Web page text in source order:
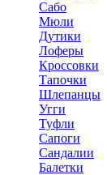
Сабо
Мюли
Дутики
Лоферы
Кроссовки
Тапочки
Шлепанцы
Угги
Туфли
Сапоги
Сандалии
Балетки